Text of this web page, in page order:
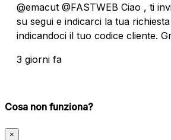
@emacut @FASTWEB Ciao , ti
su segui e indicarci la tua
indicandoci il tuo codice cliente.
3 giorni fa
Cosa non funziona?
×